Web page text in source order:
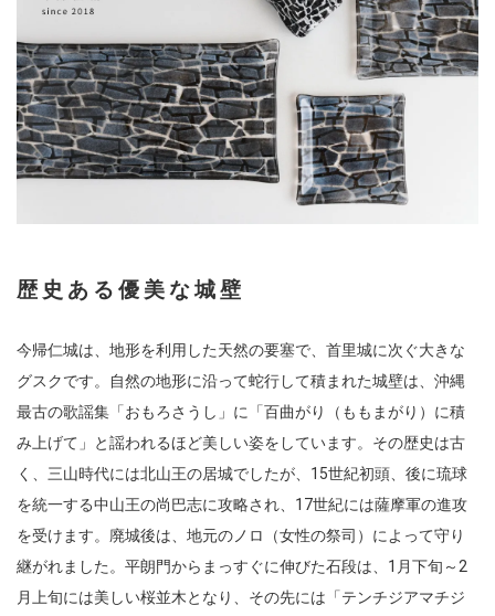
歴史ある優美な城壁
今帰仁城は、地形を利用した天然の要塞で、首里城に次ぐ大きな
グスクです。自然の地形に沿って蛇行して積まれた城壁は、沖縄
最古の歌謡集「おもろさうし」に「百曲がり（ももまがり）に積
み上げて」と謡われるほど美しい姿をしています。その歴史は古
く、三山時代には北山王の居城でしたが、15世紀初頭、後に琉球
を統一する中山王の尚巴志に攻略され、17世紀には薩摩軍の進攻
を受けます。廃城後は、地元のノロ（女性の祭司）によって守り
継がれました。平朗門からまっすぐに伸びた石段は、1月下旬～2
月上旬には美しい桜並木となり、その先には「テンチジアマチジ